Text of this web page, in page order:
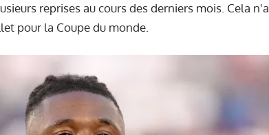
reprises au cours des derniers mois. Cela n'a
pour la Coupe du monde.